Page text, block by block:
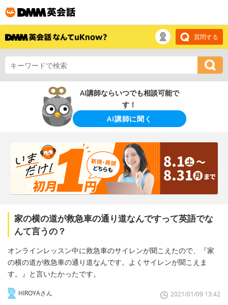
質問する
AI講師ならいつでも相談可能で
す！
AI講師に聞く
家の横の道が救急車の通り道なんですって英語でな
んて言うの？
オンラインレッスン中に救急車のサイレンが聞こえたので、『家
の横の道が救急車の通り道なんです。よくサイレンが聞こえま
す。』と言いたかったです。
HIROYAさん 2021/01/09 13:42